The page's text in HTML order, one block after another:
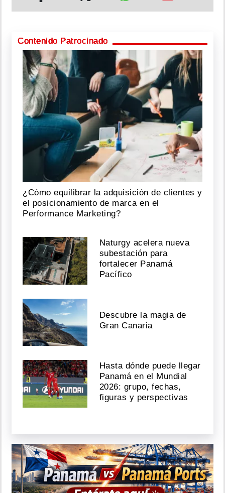
Contenido Patrocinado
¿Cómo equilibrar la adquisición de clientes y
el posicionamiento de marca en el
Performance Marketing?
Naturgy acelera nueva
subestación para
fortalecer Panamá
Pacífico
Descubre la magia de
Gran Canaria
Hasta dónde puede llegar
Panamá en el Mundial
2026: grupo, fechas,
figuras y perspectivas